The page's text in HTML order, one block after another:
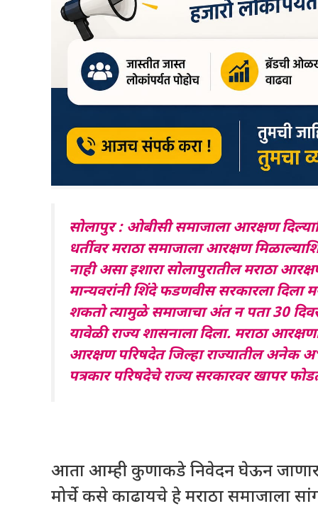
सोलापुर : ओबीसी समाजाला आरक्षण
धर्तीवर मराठा समाजाला आरक्षण
नाही असा इशारा सोलापुरातील मराठा
मान्यवरांनी शिंदे फडणवीस सरकारला दिला
शकतो त्यामुळे समाजाचा अंत न पता 30
यावेळी राज्य शासनाला दिला. मराठा
आरक्षण परिषदेत जिल्हा राज्यातील अनेक
पत्रकार परिषदेचे राज्य सरकारवर खापर
आता आम्ही कुणाकडे निवेदन घेऊन जाणार
मोर्चे कसे काढायचे हे मराठा समाजाला